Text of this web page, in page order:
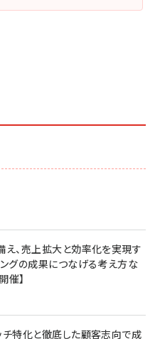
え、売上拡大と効率化を実現す
ングの成果につなげる考え方な
催】
特化と徹底した顧客志向で成